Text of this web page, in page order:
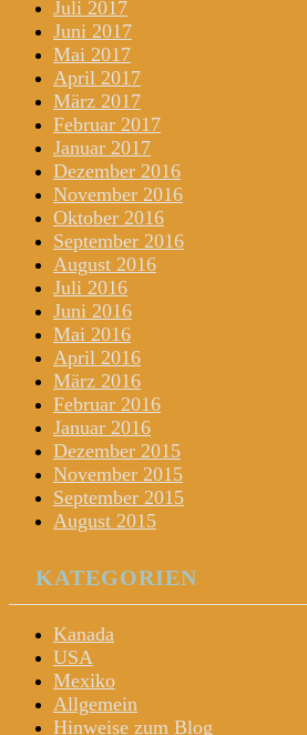
Juli 2017
Juni 2017
Mai 2017
April 2017
März 2017
Februar 2017
Januar 2017
Dezember 2016
November 2016
Oktober 2016
September 2016
August 2016
Juli 2016
Juni 2016
Mai 2016
April 2016
März 2016
Februar 2016
Januar 2016
Dezember 2015
November 2015
September 2015
August 2015
KATEGORIEN
Kanada
USA
Mexiko
Allgemein
Hinweise zum Blog